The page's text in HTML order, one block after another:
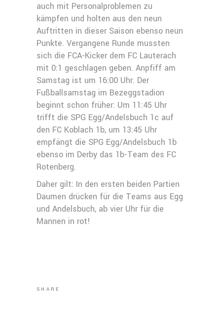
auch mit Personalproblemen zu
kämpfen und holten aus den neun
Auftritten in dieser Saison ebenso neun
Punkte. Vergangene Runde mussten
sich die FCA-Kicker dem FC Lauterach
mit 0:1 geschlagen geben. Anpfiff am
Samstag ist um 16:00 Uhr. Der
Fußballsamstag im Bezeggstadion
beginnt schon früher: Um 11:45 Uhr
trifft die SPG Egg/Andelsbuch 1c auf
den FC Koblach 1b, um 13:45 Uhr
empfängt die SPG Egg/Andelsbuch 1b
ebenso im Derby das 1b-Team des FC
Rotenberg.
Daher gilt: In den ersten beiden Partien
Daumen drücken für die Teams aus Egg
und Andelsbuch, ab vier Uhr für die
Mannen in rot!
SHARE